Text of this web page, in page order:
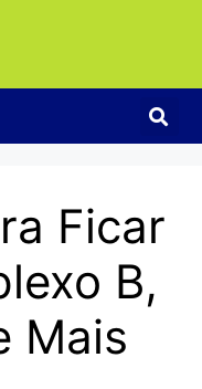
Ficar
B,
Mais